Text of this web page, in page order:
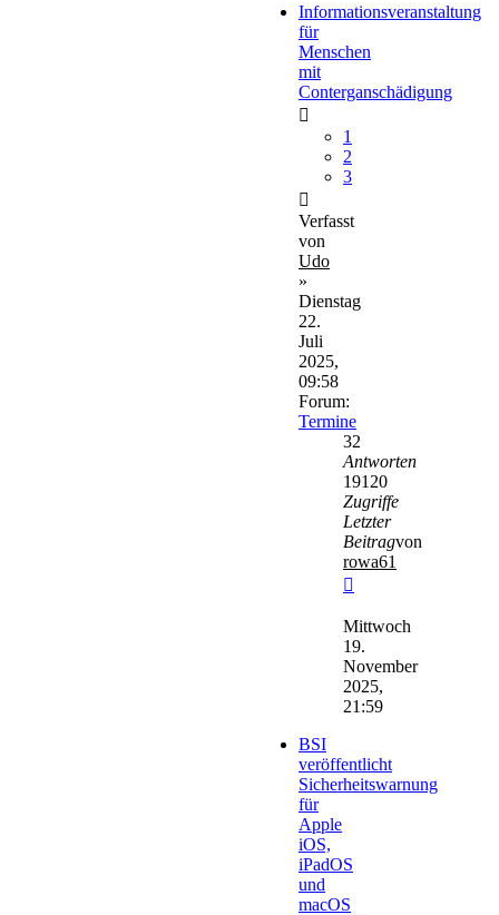
Informationsveranstaltung
für
Menschen
mit
Conterganschädigung
1
2
3
Verfasst
von
Udo
»
Dienstag
22.
Juli
2025,
09:58
Forum:
Termine
32
Antworten
19120
Zugriffe
Letzter
Beitragvon
rowa61
Beitrag
Mittwoch
19.
November
2025,
21:59
BSI
veröffentlicht
Sicherheitswarnung
für
Apple
iOS,
iPadOS
und
macOS